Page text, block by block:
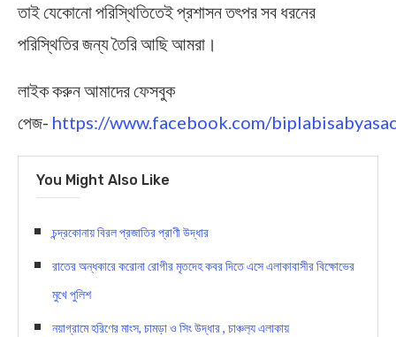
তাই যেকোনো পরিস্থিতিতেই প্রশাসন তৎপর সব ধরনের
পরিস্থিতির জন্য তৈরি আছি আমরা।
লাইক করুন আমাদের ফেসবুক
পেজ- https://www.facebook.com/
You Might Also Like
চন্দ্রকোনায় বিরল প্রজাতির প্রাণী উদ্ধার
রাতের অন্ধকারে করোনা রোগীর মৃতদেহ কবর দিতে এসে এলাকাবাসীর বিক্ষোভের
মুখে পুলিশ
নয়াগ্রামে হরিণের মাংস, চামড়া ও সিং উদ্ধার , চাঞ্চল‍্য এলাকায়